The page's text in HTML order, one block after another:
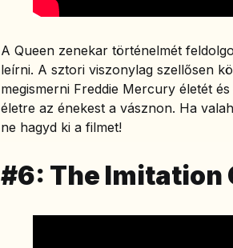
A Queen zenekar történelmét
leírni. A sztori viszonylag szellősen
megismerni Freddie Mercury életét
életre az énekest a vásznon. Ha
ne hagyd ki a filmet!
#6: The Imitation